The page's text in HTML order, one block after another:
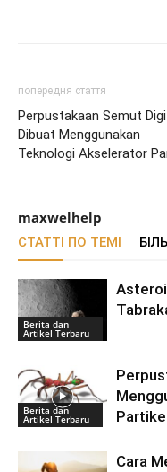
попередня стаття
Perpustakaan Semut
Dibuat Menggunakan
Teknologi Akselerator
maxwelhelp
СТАТТІ ПО ТЕМІ
Berita dan
Artikel Terbaru
Berita dan
Artikel Terbaru
Cara